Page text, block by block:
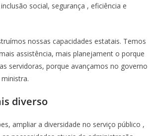
inclusão social, segurança , eficiência e
nossas capacidades estatais. Temos
assistência, mais planejament o porque
servidoras, porque avançamos no governo
diverso
ampliar a diversidade no serviço público ,